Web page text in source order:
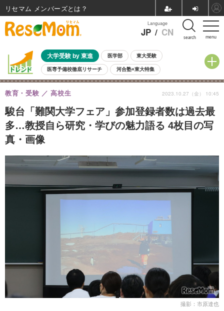
menu
Language
JP / CN search
大学受験 by 東進 医学部 東大受験
医専予備校徹底リサーチ 河合塾×東大特集
親子で考える大学選び 高校受験 中学受験 小学校受験
共通テスト 夏休み
8月開催イベント・WS 全国公立高校 過去問 人気記事
自由研究教材（小学生向け） 自由研究教材（中学生向け） ランキング
駿台「難関大学フェア」参加登録者数は過去最
多…教授自ら研究・学びの魅力語る 4枚目の写
真・画像
教育・受験 高校生 2023.10.27（金） 10:45
撮影：市原達也
リセマム メンバーズ